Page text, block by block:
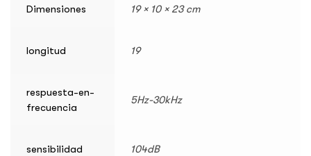
Dimensiones 19 × 10 × 23 cm
longitud 19
respuesta-en-
frecuencia
5Hz-30kHz
sensibilidad 104dB